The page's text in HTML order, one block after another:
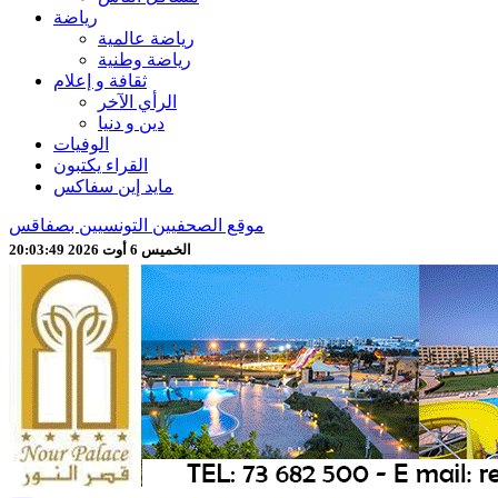
رياضة
رياضة عالمية
رياضة وطنية
ثقافة و إعلام
الرأي الآخر
دين و دنيا
الوفيات
القراء يكتبون
مايد إين سفاكس
موقع الصحفيين التونسيين بصفاقس
الخميس 6 أوت 2026 20:03:51